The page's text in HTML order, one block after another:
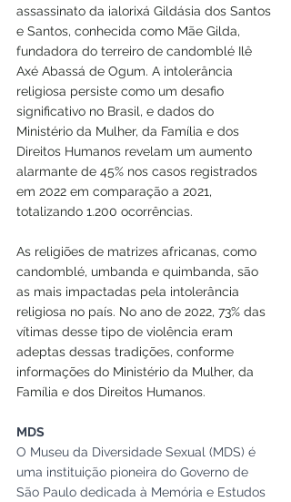
assassinato da ialorixá Gildásia dos Santos
e Santos, conhecida como Mãe Gilda,
fundadora do terreiro de candomblé Ilê
Axé Abassá de Ogum. A intolerância
religiosa persiste como um desafio
significativo no Brasil, e dados do
Ministério da Mulher, da Família e dos
Direitos Humanos revelam um aumento
alarmante de 45% nos casos registrados
em 2022 em comparação a 2021,
totalizando 1.200 ocorrências.
As religiões de matrizes africanas, como
candomblé, umbanda e quimbanda, são
as mais impactadas pela intolerância
religiosa no país. No ano de 2022, 73% das
vítimas desse tipo de violência eram
adeptas dessas tradições, conforme
informações do Ministério da Mulher, da
Família e dos Direitos Humanos.
MDS
O Museu da Diversidade Sexual (MDS) é
uma instituição pioneira do Governo de
São Paulo dedicada à Memória e Estudos